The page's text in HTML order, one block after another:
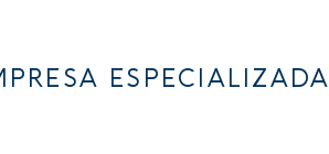
ESPECIALIZADA